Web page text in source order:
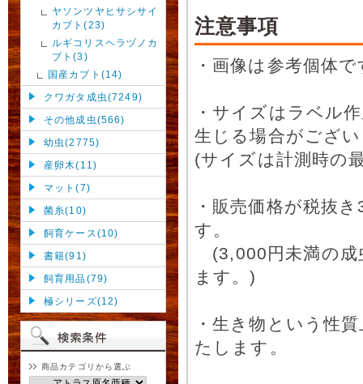
ヤソンツヤヒサシサイ
カブト(23)
ルギコリスヘラヅノカ
ブト(3)
国産カブト(14)
クワガタ成虫(7249)
その他成虫(566)
幼虫(2775)
産卵木(11)
マット(7)
菌糸(10)
飼育ケース(10)
書籍(91)
飼育用品(79)
極シリーズ(12)
商品カテゴリから選ぶ
注意事項
・画像は参考個体
・サイズはラベル
生じる場合がござ
(サイズは計測時の
・販売価格が税抜
す。
(3,000円未満の成
ます。)
・生き物という性
たします。